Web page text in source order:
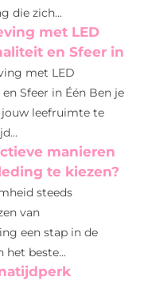
die zich...
met LED
en Sfeer in
met LED
Sfeer in Één Ben je
jouw leefruimte te
manieren
te kiezen?
steeds
van
een stap in de
het beste...